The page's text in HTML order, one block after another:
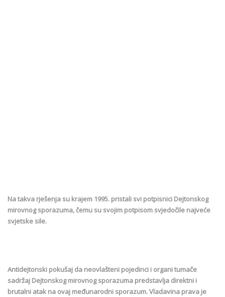
Na takva rješenja su krajem 1995. pristali svi potpisnici Dejtonskog
mirovnog sporazuma, čemu su svojim potpisom svjedočile najveće
svjetske sile.
Antidejtonski pokušaj da neovlašteni pojedinci i organi tumače
sadržaj Dejtonskog mirovnog sporazuma predstavlja direktni i
brutalni atak na ovaj međunarodni sporazum. Vladavina prava je